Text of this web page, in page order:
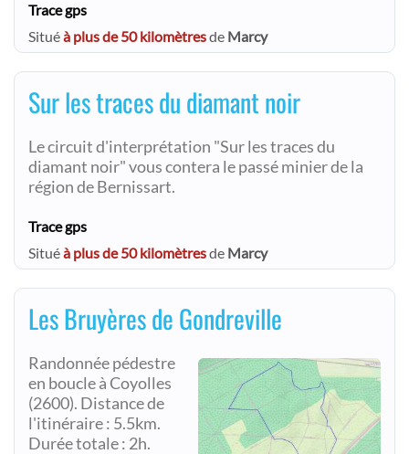
Trace gps
Situéà plus de 50 kilomètresde Marcy
Sur les traces du diamant noir
Le circuit d'interprétation "Sur les traces du
diamant noir" vous contera le passé minier de la
région de Bernissart.
Trace gps
Situéà plus de 50 kilomètresde Marcy
Les Bruyères de Gondreville
Randonnée pédestre
en boucle à Coyolles
(2600). Distance de
l'itinéraire : 5.5km.
Durée totale : 2h.